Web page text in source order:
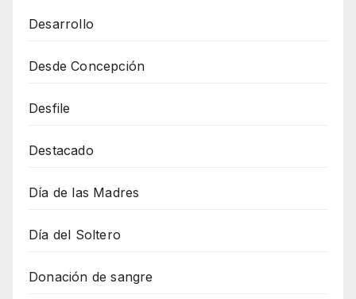
Desarrollo
Desde Concepción
Desfile
Destacado
Día de las Madres
Día del Soltero
Donación de sangre